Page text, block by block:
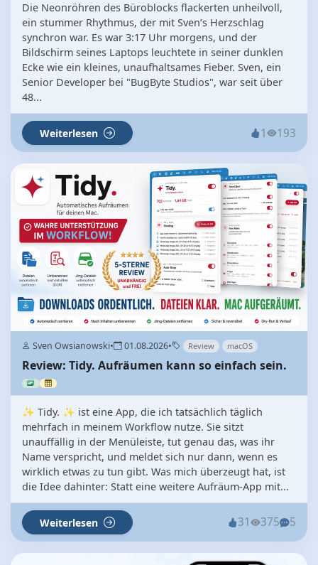
Die Neonröhren des Büroblocks flackerten unheilvoll,
ein stummer Rhythmus, der mit Sven’s Herzschlag
synchron war. Es war 3:17 Uhr morgens, und der
Bildschirm seines Laptops leuchtete in seiner dunklen
Ecke wie ein kleines, unaufhaltsames Fieber. Sven, ein
Senior Developer bei "BugByte Studios", war seit über
48...
Weiterlesen 1 193
Sven Owsianowski• 01.08.2026• Review macOS
Review: Tidy. Aufräumen kann so einfach sein.
✨ Tidy. ✨ ist eine App, die ich tatsächlich täglich
mehrfach in meinem Workflow nutze. Sie sitzt
unauffällig in der Menüleiste, tut genau das, was ihr
Name verspricht, und meldet sich nur dann, wenn es
wirklich etwas zu tun gibt. Was mich überzeugt hat, ist
die Idee dahinter: Statt eine weitere Aufräum-App mit...
Weiterlesen 31 375 5